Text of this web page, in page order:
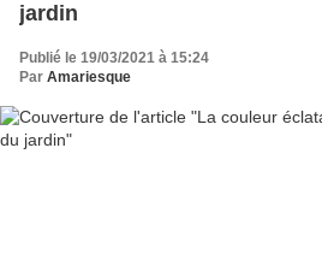
jardin
Publié le 19/03/2021 à 15:24
Par Amariesque